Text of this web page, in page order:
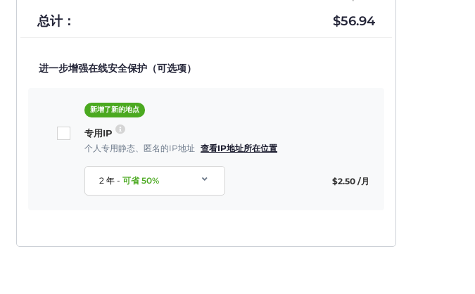
总计： $56.94
进一步增强在线安全保护（可选项）
新增了新的地点
专用IP
个人专用静态、匿名的IP地址 查看IP地址所在位置
2 年-可省50% $2.50 /月